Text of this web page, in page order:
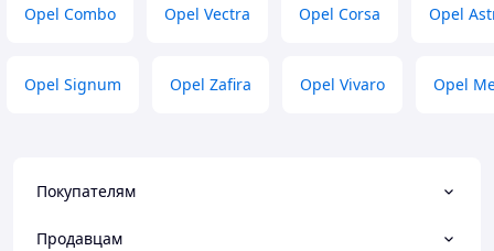
Opel Combo Opel Vectra Opel Corsa Opel
Opel Signum Opel Zafira Opel Vivaro Opel
Покупателям
Продавцам